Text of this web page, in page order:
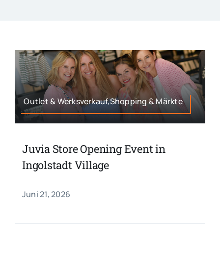
Outlet & Werksverkauf,Shopping & Märkte
Juvia Store Opening Event in
Ingolstadt Village
Juni 21, 2026